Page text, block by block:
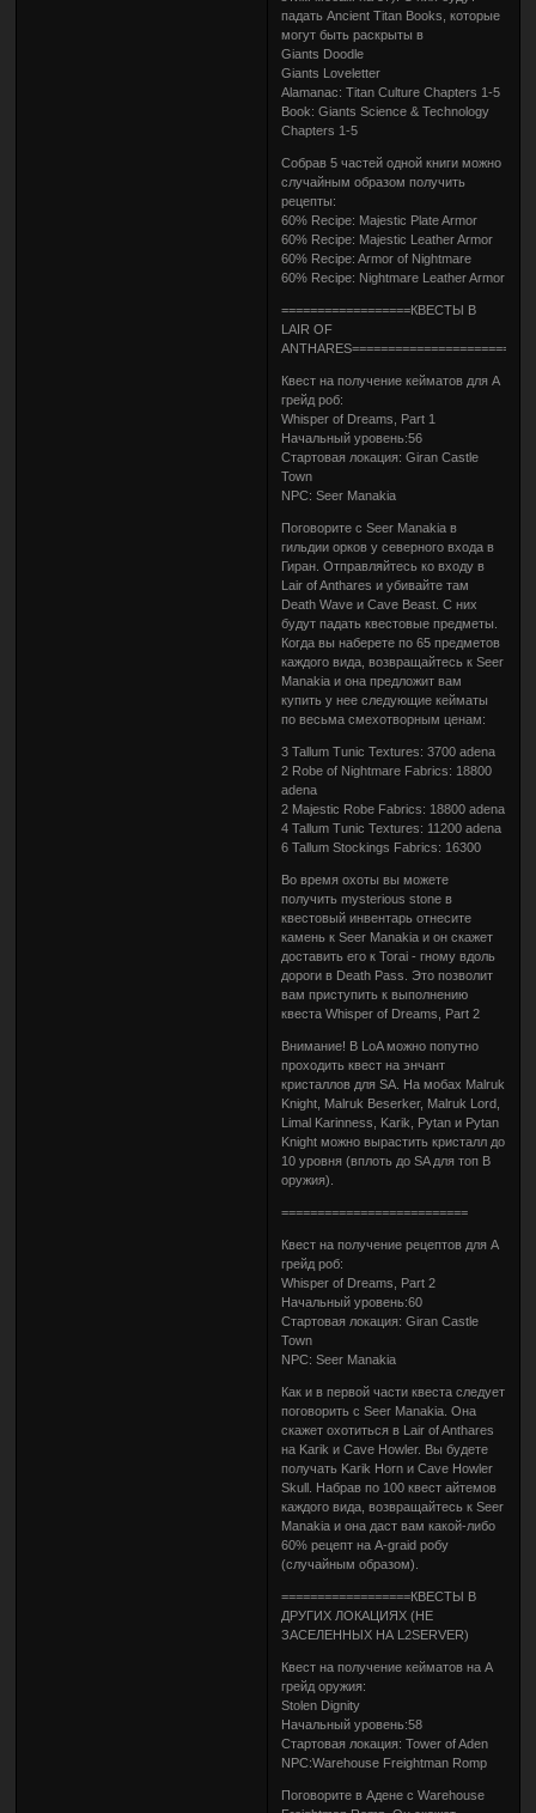
падать Ancient Titan Books, которые
могут быть раскрыты в
Giants Doodle
Giants Loveletter
Alamanac: Titan Culture Chapters 1-5
Book: Giants Science & Technology
Chapters 1-5
Собрав 5 частей одной книги можно
случайным образом получить
рецепты:
60% Recipe: Majestic Plate Armor
60% Recipe: Majestic Leather Armor
60% Recipe: Armor of Nightmare
60% Recipe: Nightmare Leather Armor
==================КВЕСТЫ В
LAIR OF
Квест на получение кейматов для А
грейд роб:
Whisper of Dreams, Part 1
Начальный уровень:56
Стартовая локация: Giran Castle
Town
NPC: Seer Manakia
Поговорите с Seer Manakia в
гильдии орков у северного входа в
Гиран. Отправляйтесь ко входу в
Lair of Anthares и убивайте там
Death Wave и Cave Beast. С них
будут падать квестовые предметы.
Когда вы наберете по 65 предметов
каждого вида, возвращайтесь к Seer
Manakia и она предложит вам
купить у нее следующие кейматы
по весьма смехотворным ценам:
3 Tallum Tunic Textures: 3700 adena
2 Robe of Nightmare Fabrics: 18800
adena
2 Majestic Robe Fabrics: 18800 adena
4 Tallum Tunic Textures: 11200 adena
6 Tallum Stockings Fabrics: 16300
Во время охоты вы можете
получить mysterious stone в
квестовый инвентарь отнесите
камень к Seer Manakia и он скажет
доставить его к Torai - гному вдоль
дороги в Death Pass. Это позволит
вам приступить к выполнению
квеста Whisper of Dreams, Part 2
Внимание! В LoA можно попутно
проходить квест на энчант
кристаллов для SA. На мобах Malruk
Knight, Malruk Beserker, Malruk Lord,
Limal Karinness, Karik, Pytan и Pytan
Knight можно вырастить кристалл до
10 уровня (вплоть до SA для топ B
оружия).
==========================
Квест на получение рецептов для А
грейд роб:
Whisper of Dreams, Part 2
Начальный уровень:60
Стартовая локация: Giran Castle
Town
NPC: Seer Manakia
Как и в первой части квеста следует
поговорить с Seer Manakia. Она
скажет охотиться в Lair of Anthares
на Karik и Cave Howler. Вы будете
получать Karik Horn и Cave Howler
Skull. Набрав по 100 квест айтемов
каждого вида, возвращайтесь к Seer
Manakia и она даст вам какой-либо
60% рецепт на A-graid робу
(случайным образом).
==================КВЕСТЫ В
ДРУГИХ ЛОКАЦИЯХ (НЕ
ЗАСЕЛЕННЫХ НА L2SERVER)
Квест на получение кейматов на А
грейд оружия:
Stolen Dignity
Начальный уровень:58
Стартовая локация: Tower of Aden
NPC:Warehouse Freightman Romp
Поговорите в Адене с Warehouse